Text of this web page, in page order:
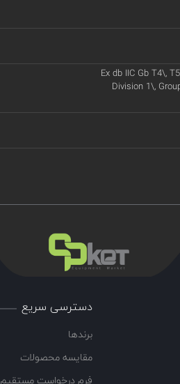
Ex db IIC Gb T4\,
Division 1\,
دسترسی سریع
برندها
مقایسه محصولات
فرم درخواست مستقیم